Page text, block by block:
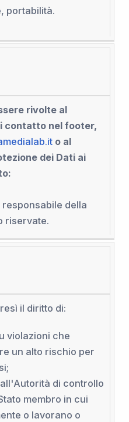
portabilità.
rivolte al
contatto nel footer,
o al
dei Dati ai
della
riservate.
il diritto di:
violazioni che
un alto rischio per
di controllo
membro in cui
o lavorano o